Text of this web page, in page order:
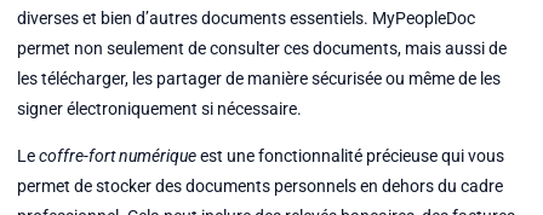
diverses et bien d’autres documents essentiels. MyPeopleDoc
permet non seulement de consulter ces documents, mais aussi de
les télécharger, les partager de manière sécurisée ou même de les
signer électroniquement si nécessaire.
Lecoffre-fort numériqueest une fonctionnalité précieuse qui vous
permet de stocker des documents personnels en dehors du cadre